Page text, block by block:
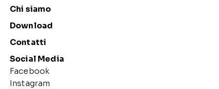
Chi siamo
Download
Contatti
Social Media
Facebook
Instagram